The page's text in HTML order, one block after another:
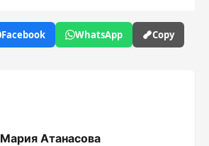
Facebook WhatsApp Copy
Мария Атанасова